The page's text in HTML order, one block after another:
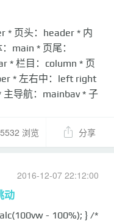
* 页头：header * 内
main * 页尾：
* 栏目：column * 页
* 左右中：left right
主导航：mainbav * 子
* 菜单：menu
要: summary ####
索：search * 功能
5532 浏览 分享
2016-12-07 22:12:00
动
- 100%); } /*